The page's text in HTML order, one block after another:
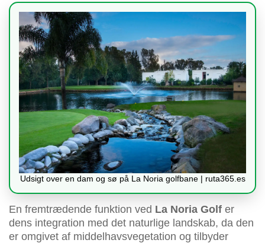
Udsigt over en dam og sø på La Noria golfbane | ruta365.es
En fremtrædende funktion ved La Noria Golf er
dens integration med det naturlige landskab, da den
er omgivet af middelhavsvegetation og tilbyder